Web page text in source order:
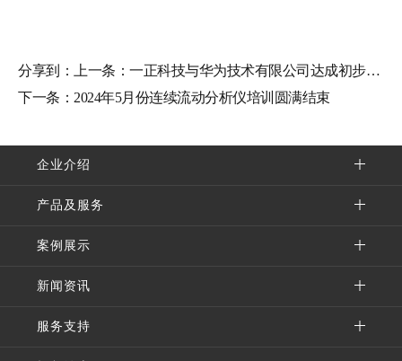
分享到： 上一条： 一正科技与华为技术有限公司达成初步合作意向
下一条： 2024年5月份连续流动分析仪培训圆满结束
企业介绍
产品及服务
案例展示
新闻资讯
服务支持